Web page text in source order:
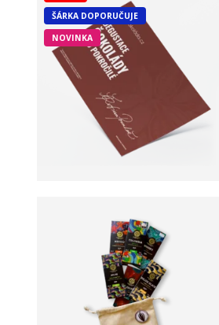
ŠÁRKA DOPORUČUJE
NOVINKA